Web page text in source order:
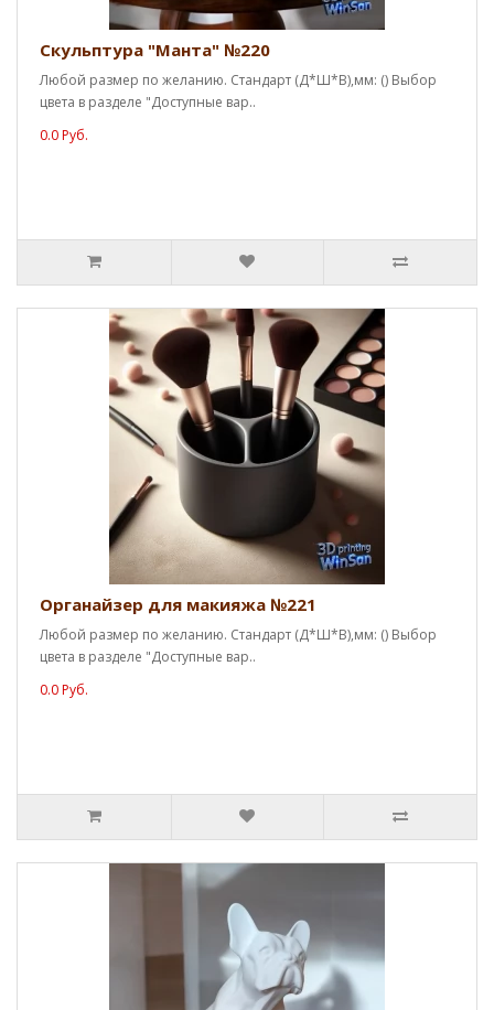
Скульптура "Манта" №220
Любой размер по желанию. Стандарт (Д*Ш*В),мм: () Выбор
цвета в разделе "Доступные вар..
0.0 Руб.
Органайзер для макияжа №221
Любой размер по желанию. Стандарт (Д*Ш*В),мм: () Выбор
цвета в разделе "Доступные вар..
0.0 Руб.